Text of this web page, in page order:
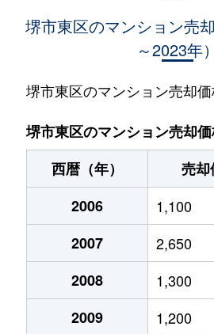
1,000万円
西野
1,400万円
西野
1,100万円
日置荘田中町
1,300万円
引野町
700万円
南野田
1,700万円
南野田
730万円
南野田
1,000万円
堺市東区のマンション売
～2023年）
堺市東区のマンション売却価
堺市東区のマンション売却
西暦（年）
売却
2006
1,100
2007
2,650
2008
1,300
2009
1,200